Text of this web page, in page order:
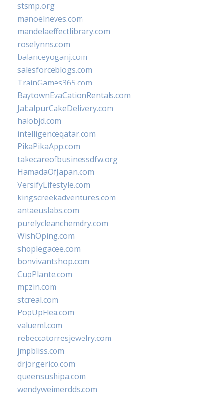
stsmp.org
manoelneves.com
mandelaeffectlibrary.com
roselynns.com
balanceyoganj.com
salesforceblogs.com
TrainGames365.com
BaytownEvaCationRentals.com
JabalpurCakeDelivery.com
halobjd.com
intelligenceqatar.com
PikaPikaApp.com
takecareofbusinessdfw.org
HamadaOfJapan.com
VersifyLifestyle.com
kingscreekadventures.com
antaeuslabs.com
purelycleanchemdry.com
WishOping.com
shoplegacee.com
bonvivantshop.com
CupPlante.com
mpzin.com
stcreal.com
PopUpFlea.com
valueml.com
rebeccatorresjewelry.com
jmpbliss.com
drjorgerico.com
queensushipa.com
wendyweimerdds.com